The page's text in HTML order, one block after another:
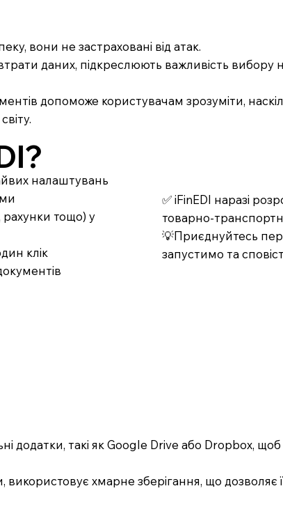
вони не застраховані від атак.
даних, підкреслюють важливість вибору
допоможе користувачам зрозуміти,
налаштувань
рахунки тощо) у
клік
✅ iFinEDI наразі
товарно-
💡Приєднуйтесь
запустимо та
додатки, такі як Google Drive або Dropbox,
хмарне зберігання, що дозволяє